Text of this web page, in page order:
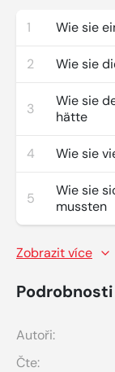
1 Wie sie
2 Wie sie
3
Wie sie
hätte
4 Wie sie
5
Wie sie
mussten
Zobrazit více
Podrobnosti
Autoři:
Čte: